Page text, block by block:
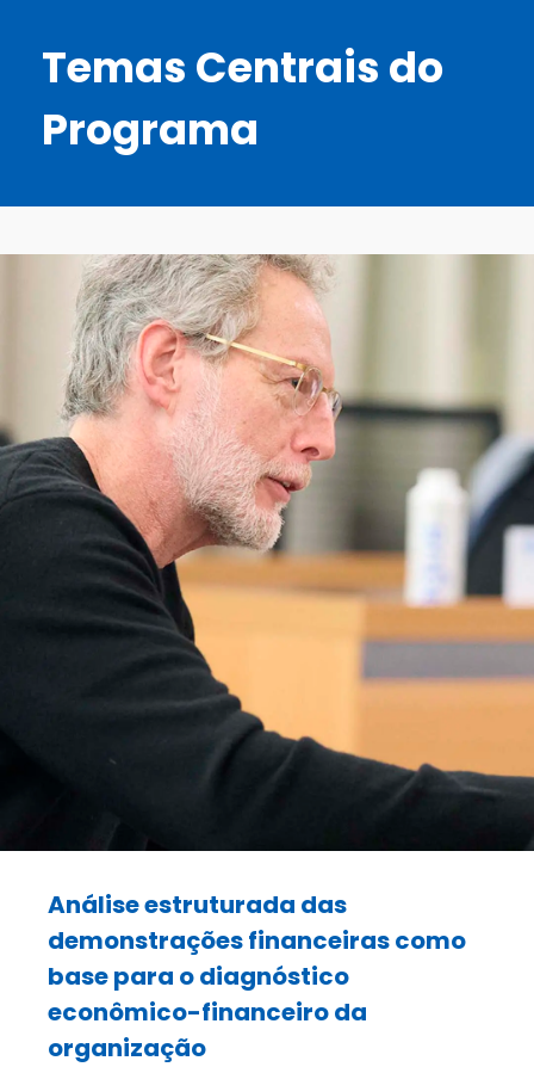
Temas Centrais do
Programa
Análise estruturada das
demonstrações financeiras como
base para o diagnóstico
econômico-financeiro da
organização